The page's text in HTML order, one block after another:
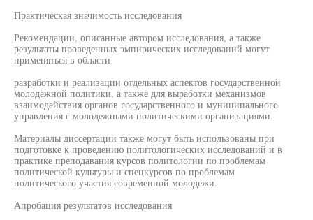
Практическая значимость исследования
Рекомендации, описанные автором исследования, а также
результаты проведенных эмпирических исследований могут
применяться в области
разработки и реализации отдельных аспектов государственной
молодежной политики, а также для выработки механизмов
взаимодействия органов государственного и муниципального
управления с молодежными политическими организациями.
Материалы диссертации также могут быть использованы при
подготовке к проведению политологических исследований и в
практике преподавания курсов политологии по проблемам
политической культуры и спецкурсов по проблемам
политического участия современной молодежи.
Апробация результатов исследования